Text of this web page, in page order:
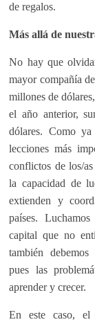
de regalos.
Más allá de
No hay que
mayor compañía
millones de
el año anterior,
dólares. Como
lecciones más
conflictos de los/
la capacidad de
extienden y
países.
capital que no
también debemos
pues las
aprender y crecer.
En este caso, el